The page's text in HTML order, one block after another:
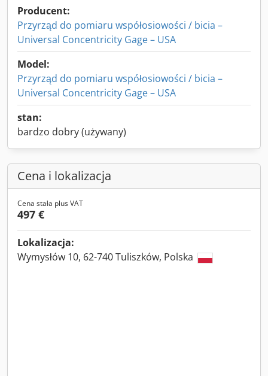
Producent:
Przyrząd do pomiaru współosiowości / bicia –
Universal Concentricity Gage – USA
Model:
Przyrząd do pomiaru współosiowości / bicia –
Universal Concentricity Gage – USA
stan:
bardzo dobry (używany)
Cena i lokalizacja
Cena stała plus VAT
497 €
Lokalizacja:
Wymysłów 10, 62-740 Tuliszków, Polska